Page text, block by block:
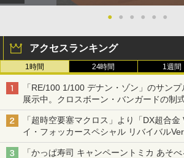
● ● ● ● ● ●
アクセスランキング
1時間 24時間 1週間
「RE/100 1/100 デナン・ゾン」のサン
展示中。クロスボーン・バンガードの制
【ガンダムベース撮り下ろし】
「超時空要塞マクロス」より「DX超合
イ・フォッカースペシャル リバイバル
「かっぱ寿司 キャンペーントミカ あそ